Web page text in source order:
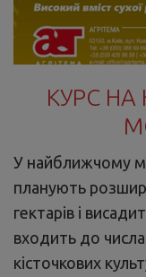
КУРС НА
У найближчому
планують
гектарів і
входить до
кісточкових